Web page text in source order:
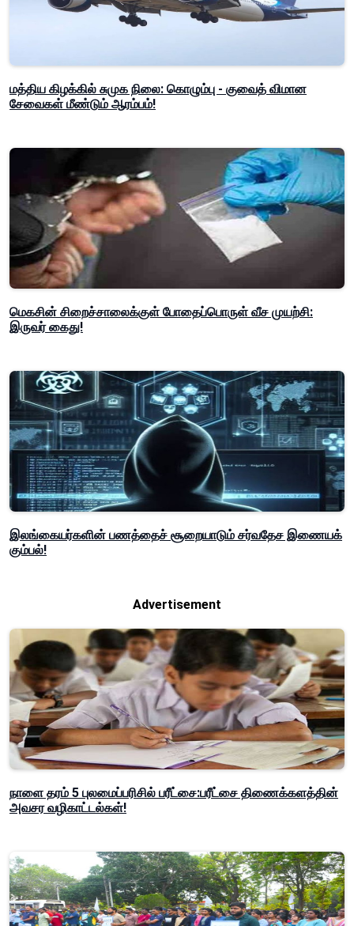
மத்திய கிழக்கில் சுமுக நிலை: கொழும்பு - குவைத் விமான
சேவைகள் மீண்டும் ஆரம்பம்!
மெகசின் சிறைச்சாலைக்குள் போதைப்பொருள் வீச முயற்சி:
இருவர் கைது!
இலங்கையர்களின் பணத்தைச் சூறையாடும் சர்வதேச இணையக்
கும்பல்!
Advertisement
நாளை தரம் 5 புலமைப்பரிசில் பரீட்சை:பரீட்சை திணைக்களத்தின்
அவசர வழிகாட்டல்கள்!